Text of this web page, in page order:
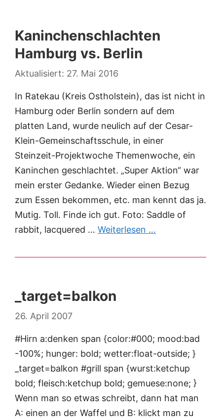
Kaninchenschlachten
Hamburg vs. Berlin
27. Mai 2016
In Ratekau (Kreis Ostholstein), das ist nicht in
Hamburg oder Berlin sondern auf dem
platten Land, wurde neulich auf der Cesar-
Klein-Gemeinschaftsschule, in einer
Steinzeit-Projektwoche Themenwoche, ein
Kaninchen geschlachtet. „Super Aktion“ war
mein erster Gedanke. Wieder einen Bezug
zum Essen bekommen, etc. man kennt das ja.
Mutig. Toll. Finde ich gut. Foto: Saddle of
rabbit, lacquered … Weiterlesen …
_target=balkon
26. April 2007
#Hirn a:denken span {color:#000; mood:bad
-100%; hunger: bold; wetter:float-outside; }
_target=balkon #grill span {wurst:ketchup
bold; fleisch:ketchup bold; gemuese:none; }
Wenn man so etwas schreibt, dann hat man
A: einen an der Waffel und B: klickt man zu